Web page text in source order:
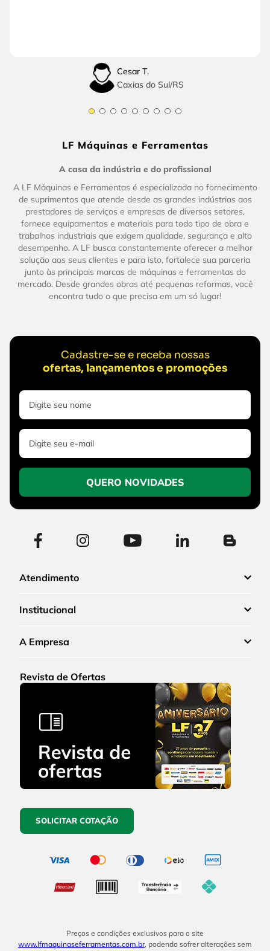
Cesar T.
Caxias do Sul/RS
LF Máquinas e Ferramentas
A casa da indústria e do profissional
A LF Máquinas e Ferramentas é especializada no fornecimento
de suprimentos que atende desde as grandes indústrias aos
prestadores de serviços e empresas de diversos setores,
fornece equipamentos e materiais para todo tipo de obra e
trabalhos industriais que exigem qualidade, segurança e alto
desempenho. A LF busca constantemente oferecer a melhor
solução aos seus clientes e para isto, fortalece sua parceria
junto às principais marcas de máquinas e ferramentas do
mercado. Desde grandes obras até pequenas reformas, você
encontra tudo o que precisa em um só lugar!
Cadastre-se e receba nossas
ofertas, lançamentos e promoções
QUERO NOVIDADES
Atendimento
Institucional
A Empresa
Revista de Ofertas
SOLICITAR COTAÇÃO
Preços e condições exclusivos para o site
www.lfmaquinaseferramentas.com.br, podendo sofrer alterações sem